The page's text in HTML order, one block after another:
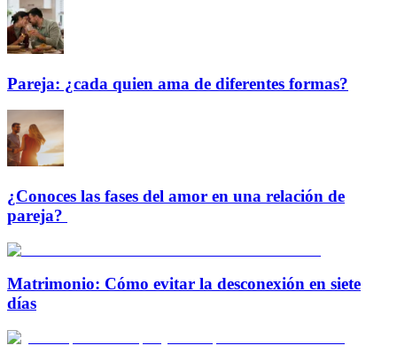
Pareja: ¿cada quien ama de diferentes formas?
¿Conoces las fases del amor en una relación de
pareja?
Matrimonio: Cómo evitar la desconexión en siete
días